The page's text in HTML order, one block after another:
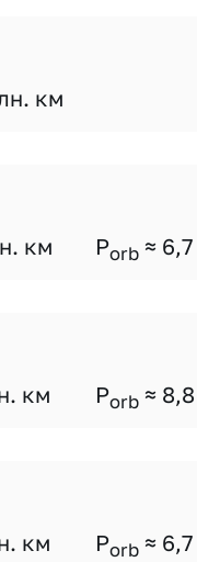
км
км Porb ≈ 6,7
км Porb ≈ 8,8
км Porb ≈ 6,7